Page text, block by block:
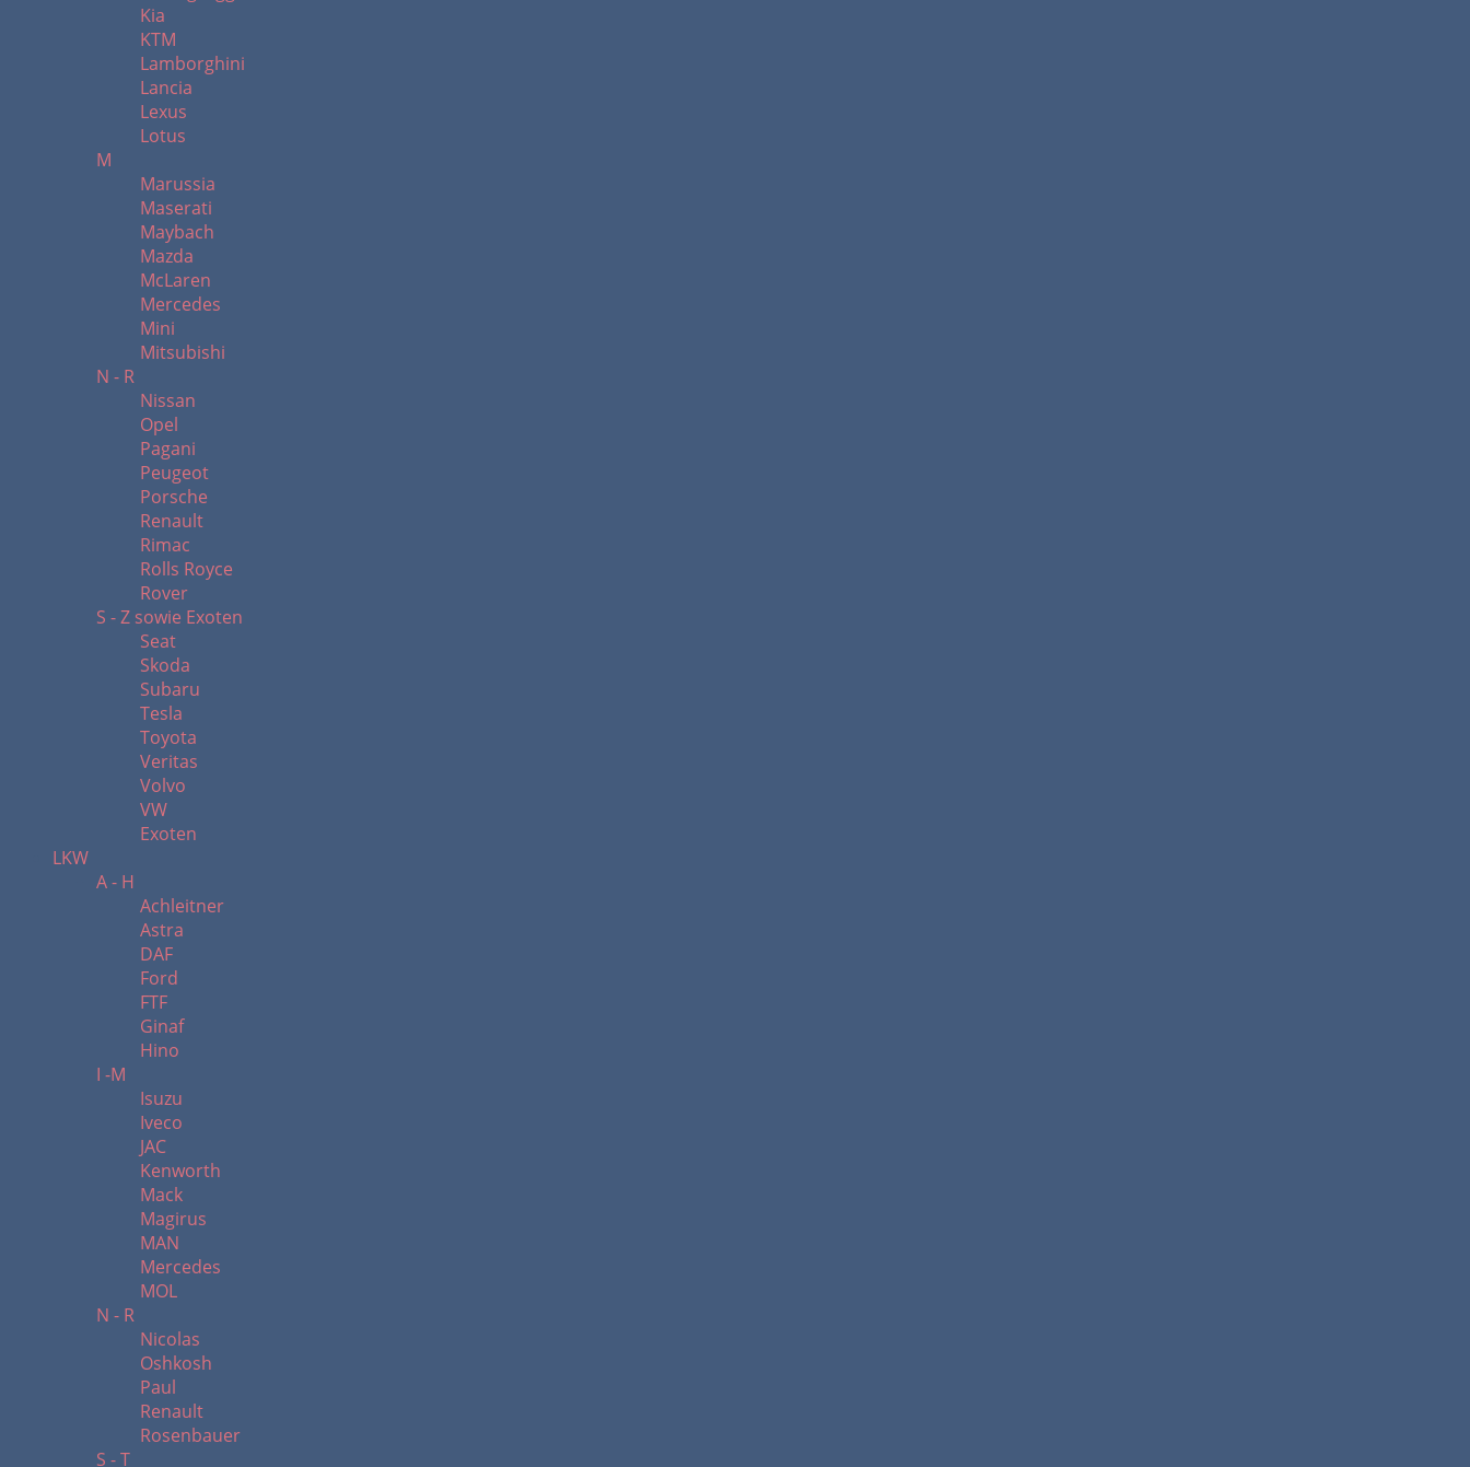
Kia
KTM
Lamborghini
Lancia
Lexus
Lotus
M
Marussia
Maserati
Maybach
Mazda
McLaren
Mercedes
Mini
Mitsubishi
N - R
Nissan
Opel
Pagani
Peugeot
Porsche
Renault
Rimac
Rolls Royce
Rover
S - Z sowie Exoten
Seat
Skoda
Subaru
Tesla
Toyota
Veritas
Volvo
VW
Exoten
LKW
A - H
Achleitner
Astra
DAF
Ford
FTF
Ginaf
Hino
I -M
Isuzu
Iveco
JAC
Kenworth
Mack
Magirus
MAN
Mercedes
MOL
N - R
Nicolas
Oshkosh
Paul
Renault
Rosenbauer
S - T